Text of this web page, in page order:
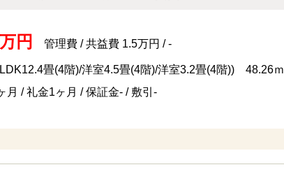
円 管理費 / 共益費 1.5万円 / -
畳(4階)/洋室4.5畳(4階)/洋室3.2畳(4階)) 48.26ｍ
月 / 礼金1ヶ月 / 保証金- / 敷引-